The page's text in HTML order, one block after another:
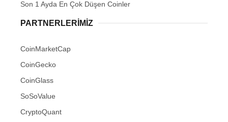
Son 1 Ayda En Çok Düşen Coinler
PARTNERLERIMIZ
CoinMarketCap
CoinGecko
CoinGlass
SoSoValue
CryptoQuant